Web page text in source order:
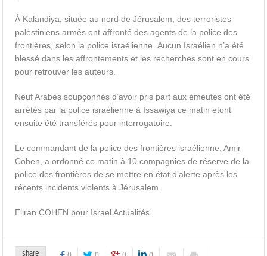
À Kalandiya, située au nord de Jérusalem, des terroristes
palestiniens armés ont affronté des agents de la police des
frontières, selon la police israélienne. Aucun Israélien n’a été
blessé dans les affrontements et les recherches sont en cours
pour retrouver les auteurs.
Neuf Arabes soupçonnés d’avoir pris part aux émeutes ont été
arrêtés par la police israélienne à Issawiya ce matin etont
ensuite été transférés pour interrogatoire.
Le commandant de la police des frontières israélienne, Amir
Cohen, a ordonné ce matin à 10 compagnies de réserve de la
police des frontières de se mettre en état d’alerte après les
récents incidents violents à Jérusalem.
Eliran COHEN pour Israel Actualités
share